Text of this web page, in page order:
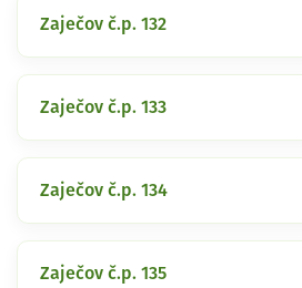
Zaječov č.p. 132
Zaječov č.p. 133
Zaječov č.p. 134
Zaječov č.p. 135